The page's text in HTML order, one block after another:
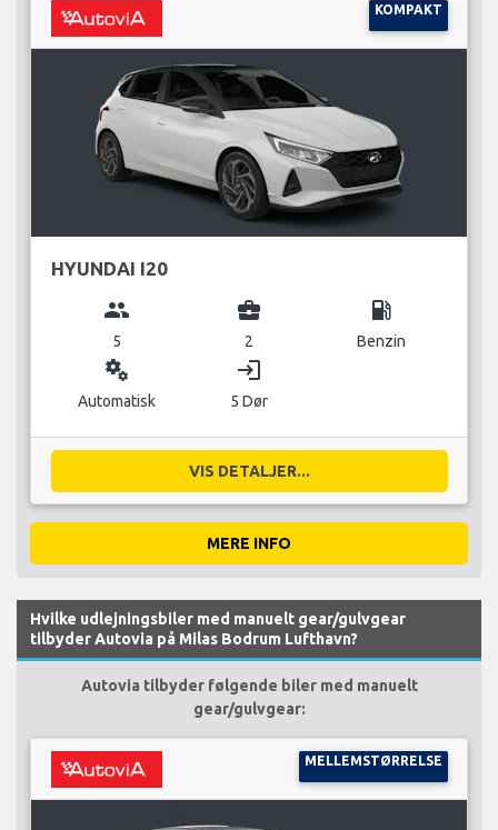
KOMPAKT
HYUNDAI I20
group
5
business_center
2
local_gas_station
Benzin
miscellaneous_services
Automatisk
login
5 Dør
VIS DETALJER...
MERE INFO
Hvilke udlejningsbiler med manuelt gear/gulvgear
tilbyder Autovia på Milas Bodrum Lufthavn?
Autovia tilbyder følgende biler med manuelt
gear/gulvgear:
MELLEMSTØRRELSE